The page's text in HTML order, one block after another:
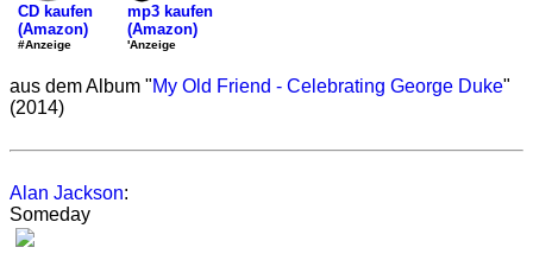
CD kaufen
(Amazon)
#Anzeige
mp3 kaufen
(Amazon)
'Anzeige
aus dem Album "My Old Friend - Celebrating George Duke"
(2014)
Alan Jackson:
Someday